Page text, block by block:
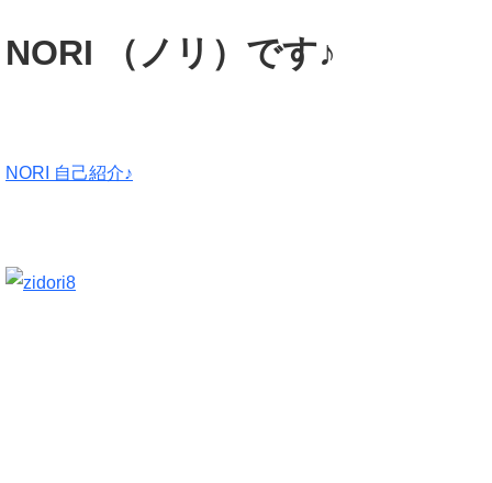
NORI （ノリ）です♪
NORI 自己紹介♪